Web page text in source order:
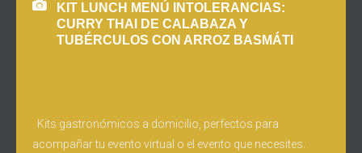
KIT LUNCH MENÚ INTOLERANCIAS:
CURRY THAI DE CALABAZA Y
TUBÉRCULOS CON ARROZ BASMÁTI
Kits gastronómicos a domicilio, perfectos para
acompañar tu evento virtual o el evento que necesites.